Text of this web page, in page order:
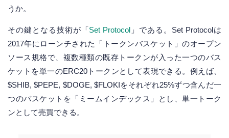
うか。
その鍵となる技術が「Set Protocol 」である。Set Protocolは
2017年にローンチされた「トークンバスケット」のオープン
ソース規格で、複数種類の既存トークンが入った一つのバス
ケットを単一のERC20トークンとして表現できる。例えば、
$SHIB, $PEPE, $DOGE, $FLOKIをそれぞれ25%ずつ含んだ一
つのバスケットを「ミームインデックス」とし、単一トーク
ンとして売買できる。